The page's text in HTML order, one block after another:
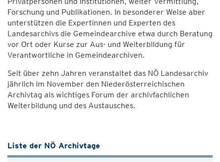
Forschung und Publikationen. In besonderer Weise aber
unterstützen die Expertinnen und Experten des
Landesarchivs die Gemeindearchive etwa durch Beratung
vor Ort oder Kurse zur Aus- und Weiterbildung für
Verantwortliche in Gemeindearchiven.
Seit über zehn Jahren veranstaltet das NÖ Landesarchiv
jährlich im November den Niederösterreichischen
Archivtag als wichtiges Forum der archivfachlichen
Weiterbildung und des Austausches.
Liste der NÖ Archivtage